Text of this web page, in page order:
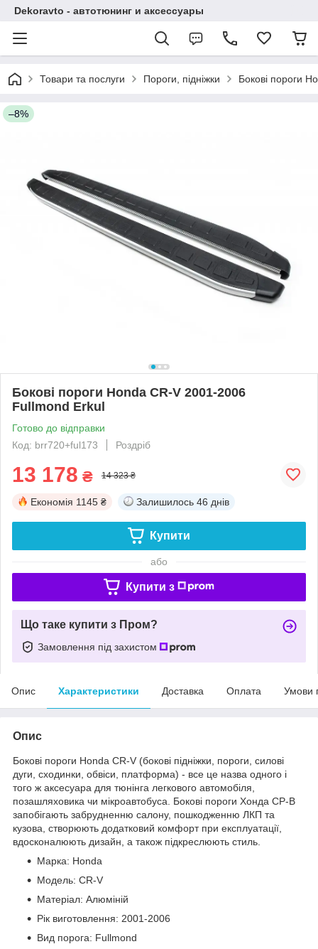
Dekoravto - автотюнинг и аксессуары
Товари та послуги Пороги, підніжки Бокові пороги
–8%
Бокові пороги Honda CR-V 2001-2006
Fullmond Erkul
Готово до відправки
Код: brr720+ful173
Роздріб
13 178 ₴ 14 323 ₴
Економія 1145 ₴ Залишилось 46 днів
Купити
або
Купити з
Що таке купити з Пром?
Замовлення під захистом
Опис Характеристики Доставка Оплата Умови
Опис
Бокові пороги Honda CR-V (бокові підніжки, пороги, силові
дуги, сходинки, обвіси, платформа) - все це назва одного і
того ж аксесуара для тюнінга легкового автомобіля,
позашляховика чи мікроавтобуса. Бокові пороги Хонда СР-В
запобігають забрудненню салону, пошкодженню ЛКП та
кузова, створюють додатковий комфорт при експлуатації,
вдосконалюють дизайн, а також підкреслюють стиль.
Марка: Honda
Модель: CR-V
Матеріал: Алюміній
Рік виготовлення: 2001-2006
Вид порога: Fullmond